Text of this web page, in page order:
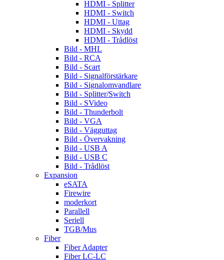
HDMI - Splitter
HDMI - Switch
HDMI - Uttag
HDMI - Skydd
HDMI - Trådlöst
Bild - MHL
Bild - RCA
Bild - Scart
Bild - Signalförstärkare
Bild - Signalomvandlare
Bild - Splitter/Switch
Bild - SVideo
Bild - Thunderbolt
Bild - VGA
Bild - Vägguttag
Bild - Övervakning
Bild - USB A
Bild - USB C
Bild - Trådlöst
Expansion
eSATA
Firewire
moderkort
Parallell
Seriell
TGB/Mus
Fiber
Fiber Adapter
Fiber LC-LC